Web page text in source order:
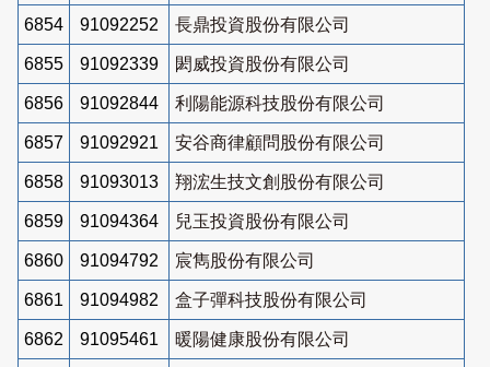
6854 91092252 長鼎投資股份有限公司
6855 91092339 閎威投資股份有限公司
6856 91092844 利陽能源科技股份有限公司
6857 91092921 安谷商律顧問股份有限公司
6858 91093013 翔浤生技文創股份有限公司
6859 91094364 兒玉投資股份有限公司
6860 91094792 宸雋股份有限公司
6861 91094982 盒子彈科技股份有限公司
6862 91095461 暖陽健康股份有限公司